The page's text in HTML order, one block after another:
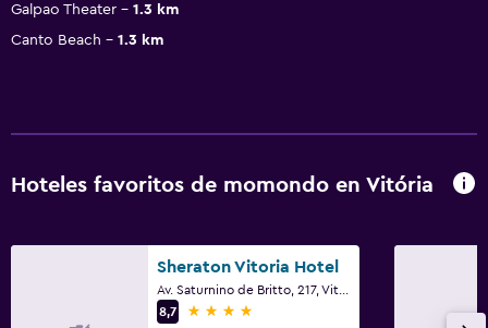
Galpao Theater
1.3 km
Canto Beach
1.3 km
Hoteles favoritos de momondo en Vitória
Sheraton Vitoria Hotel
8,7
4 estrellas